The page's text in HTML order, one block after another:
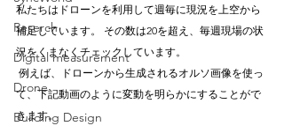
Reserch
Digital measurement
Drone
Building Design
私たちはドローンを利用して週毎に現況を上空から
補足しています。 その数は20を超え、毎週現場の状
況をくまなくチェックしています。
て、下記動画のように変動を明らかにすることがで
きます。